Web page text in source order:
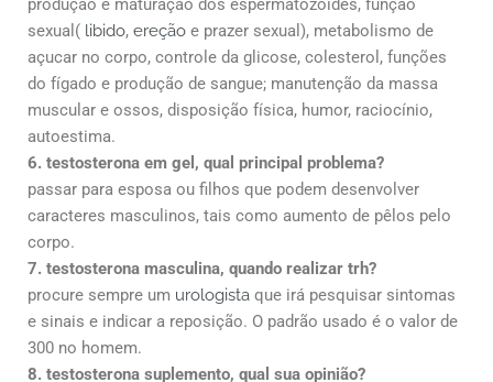
sexual( libido, ereção e prazer sexual), metabolismo de
açucar no corpo, controle da glicose, colesterol, funções
do fígado e produção de sangue; manutenção da massa
muscular e ossos, disposição física, humor, raciocínio,
autoestima.
6. testosterona em gel, qual principal problema?
passar para esposa ou filhos que podem desenvolver
caracteres masculinos, tais como aumento de pêlos pelo
corpo.
7. testosterona masculina, quando realizar trh?
procure sempre um urologista que irá pesquisar sintomas
e sinais e indicar a reposição. O padrão usado é o valor de
300 no homem.
8. testosterona suplemento, qual sua opinião?